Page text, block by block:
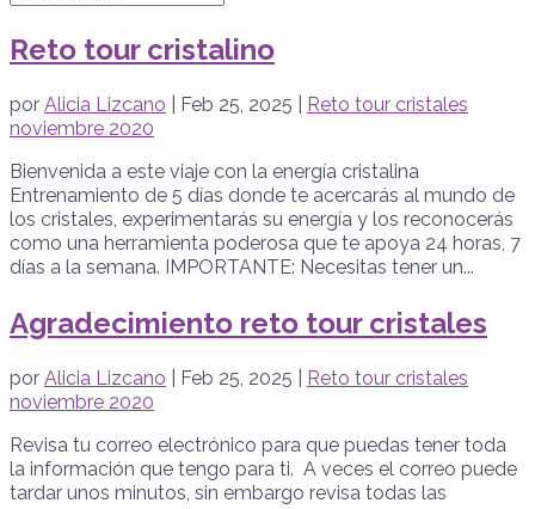
Reto tour cristalino
por Alicia Lizcano Feb 25, 2025
Reto tour cristales
noviembre 2020
Bienvenida a este viaje con la energía cristalina
Entrenamiento de 5 días donde te acercarás al mundo de
los cristales, experimentarás su energía y los reconocerás
como una herramienta poderosa que te apoya 24 horas, 7
días a la semana. IMPORTANTE: Necesitas tener un...
Agradecimiento reto tour cristales
por Alicia Lizcano Feb 25, 2025
Reto tour cristales
noviembre 2020
Revisa tu correo electrónico para que puedas tener toda
la información que tengo para ti. A veces el correo puede
tardar unos minutos, sin embargo revisa todas las